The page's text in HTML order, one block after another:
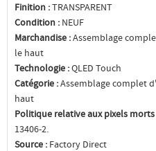
Finition :TRANSPARENT
Condition : NEUF
Marchandise :Assemblage
le haut
Technologie :QLED Touch
Catégorie :Assemblage complet
haut
Politique relative aux pixels morts
13406-2.
Source : Factory Direct